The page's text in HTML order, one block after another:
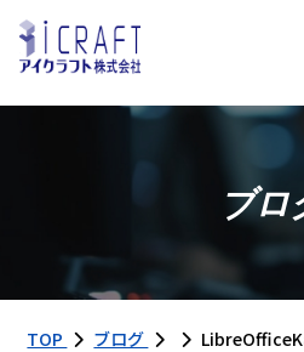
ブロ
TOP ブログ